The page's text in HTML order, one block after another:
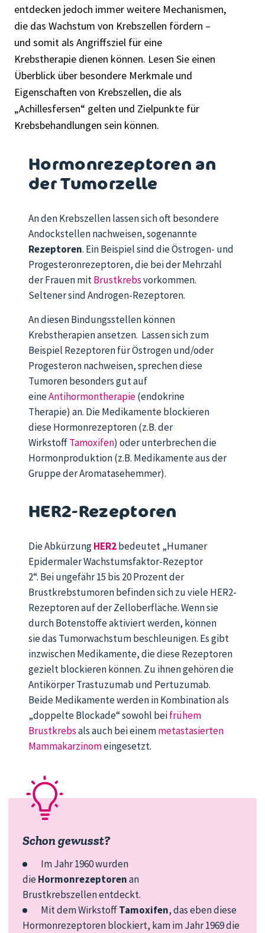
entdecken jedoch immer weitere Mechanismen,
die das Wachstum von Krebszellen fördern –
und somit als Angriffsziel für eine
Krebstherapie dienen können. Lesen Sie einen
Überblick über besondere Merkmale und
Eigenschaften von Krebszellen, die als
„Achillesfersen“ gelten und Zielpunkte für
Krebsbehandlungen sein können.
Hormonrezeptoren an
der Tumorzelle
An den Krebszellen lassen sich oft besondere
Andockstellen nachweisen, sogenannte
Rezeptoren. Ein Beispiel sind die Östrogen- und
Progesteronrezeptoren, die bei der Mehrzahl
der Frauen mitBrustkrebsvorkommen.
Seltener sind Androgen-Rezeptoren.
An diesen Bindungsstellen können
Krebstherapien ansetzen. Lassen sich zum
Beispiel Rezeptoren für Östrogen und/oder
Progesteron nachweisen, sprechen diese
Tumoren besonders gut auf
eineAntihormontherapie(endokrine
Therapie) an. Die Medikamente blockieren
diese Hormonrezeptoren (z.B. der
WirkstoffTamoxifen) oder unterbrechen die
Hormonproduktion (z.B. Medikamente aus der
Gruppe der Aromatasehemmer).
HER2-Rezeptoren
Die AbkürzungHER2bedeutet „Humaner
Epidermaler Wachstumsfaktor-Rezeptor
2“. Beiungefähr15 bis 20 Prozent der
Brustkrebstumoren befinden sich zu viele HER2-
Rezeptoren auf der Zelloberfläche. Wenn sie
durch Botenstoffe aktiviert werden, können
siedas Tumorwachstum beschleunigen. Es gibt
inzwischen Medikamente, diediese Rezeptoren
gezielt blockierenkönnen. Zu ihnen gehören die
AntikörperTrastuzumab und Pertuzumab.
Beide Medikamente werden in Kombination als
„doppelte Blockade“ sowohl beifrühem
Brustkrebsals auch bei einemmetastasierten
Mammakarzinomeingesetzt.
Schon gewusst?
Im Jahr 1960 wurden
dieHormonrezeptorenan
Brustkrebszellen entdeckt.
Mit dem WirkstoffTamoxifen, das eben diese
Hormonrezeptoren blockiert, kam im Jahr 1969 die